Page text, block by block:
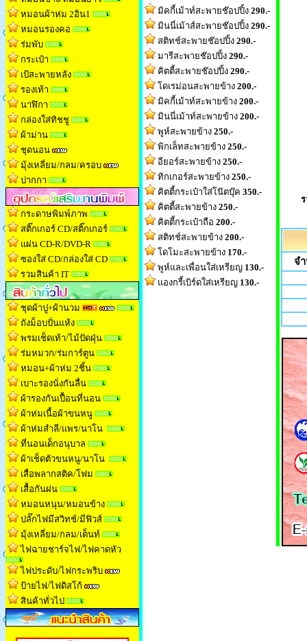
หมอนผ้าห่ม 2อิน1
หมอนรองคอ
ร่มพับ
กระเป๋า
เป้สะพายหลัง
รองเท้า
นาฬิกา
กล่องใส่ทิชช
ผ้าม่าน
ชุดนอน
มุ้งเหลี่ยม/กลม/ครอบ
ปากกา
กระดาษพิมพ์ภาพ
สติ๊กเกอร์ CD/สติ๊กเกอร์
แผ่น CD-R/DVD-R
ซองใส่ CD/กล่องใส่ CD
รวมสินค้า IT
ชุดผ้าปู+ผ้านวม
ถังม็อบปั่นแห้ง
พรมเช็ดเท้า/ไม้ปัดฝุ่น
ร่มหมวก/ร่มการ์ตูน
หมอน+ผ้าห่ม 2ชิ้น
เบาะรองนั่งกันลื่น
ผ้ารองกันเปื้อนที่นอน
ผ้าห่มเนื้อผ้าขนหน
ผ้าห่มสำลี/แพร/นาโน
ที่นอนเด็กอนุบาล
ผ้าเช็ดตัวขนหนู/นาโน
เสื่อพลากสติค/โฟม
เสื้อกันฝน
หมอนหนุน/หมอนข้าง
ปลั๊กไฟมีสวิทช์/มีฟิวส์
มุ้งเหลี่ยม/กลม/เต็นท
ไฟฉายชาร์จไฟ/ไฟคาดหัว
ไฟประดับ/ไฟกระพริบ
ป้ายไฟ/ไฟดิสโก้
สินค้าทั่วไป
มิคกี้เม้าท์สะพายช๊อปปิ้ง 290.-
มินนี่เม้าส์สะพายช๊อปปิ้ง 290.-
สติทช์สะพายช๊อปปิ้ง 290.-
มารีสะพายช๊อปปิ้ง 290.-
คิตตี้สะพายช๊อปปิ้ง 290.-
โดเรม่อนสะพายข้าง 200.-
มิคกี้เม้าท์สะพายข้าง 200.-
มินนี่เม้าท์สะพายข้าง 200.-
พูห์สะพายข้าง 250.-
พิกเล็ทสะพายข้าง 250.-
อียอร์สะพายข้าง 250.-
ทิกเกอร์สะพายข้าง 250.-
คิตตี้กระเป๋าใส่โน๊ตบุ๊ค 350.-
คิตตี้สะพายข้าง 250.-
คิตตี้กระเป๋าถือ 200.-
สติทช์สะพายข้าง 200.-
โดโมะสะพายข้าง 170.-
พูห์และเพื่อนใส่เหรียญ 130.-
แองกรี้เบิร์ดใส่เหรียญ 130.-
จ